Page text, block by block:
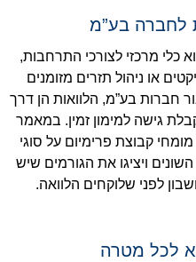
לחברה בע”מ
כלי מרכזי לצורכי התרחבות,
או ניהול תזרים מזומנים
חברות בע”מ, הלוואות הן דרך
גישה למימון זמין. במאמר
מומחי קבוצת פרימיום על סוגי
השונים ויציגו את הגורמים שיש
לפני שלוקחים הלוואה.
לכל מטרה